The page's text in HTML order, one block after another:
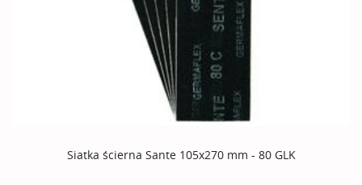
Siatka ścierna Sante 105x270 mm - 80 GLK